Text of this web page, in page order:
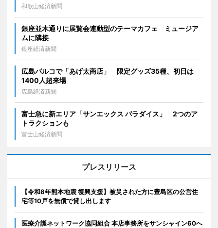
和歌山経済新聞
銀座並木通りに展覧会連動型のテーマカフェ ミュージア
ムに隣接
銀座経済新聞
広島パルコで「あげ太商店」 限定グッズ35種、初日は
1400人超来場
広島経済新聞
富士急に新エリア「サンエックス パラダイス」 2つのア
トラクションも
富士山経済新聞
プレスリリース
【令和8年熊本地震 復興支援】被災された方に豊島区の公営住
宅等10戸を無償で貸し出します
医療介護ネットワーク協同組合 本店事務所をサンシャイン60へ